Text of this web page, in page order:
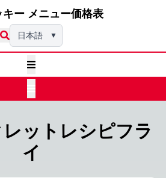
ー メニュー価格表
日本語 ▼
ットレシピフラ
イ